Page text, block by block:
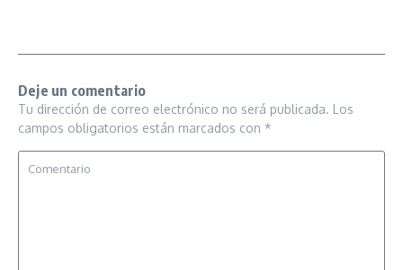
Deje un comentario
Tu dirección de correo electrónico no será publicada. Los
campos obligatorios están marcados con *